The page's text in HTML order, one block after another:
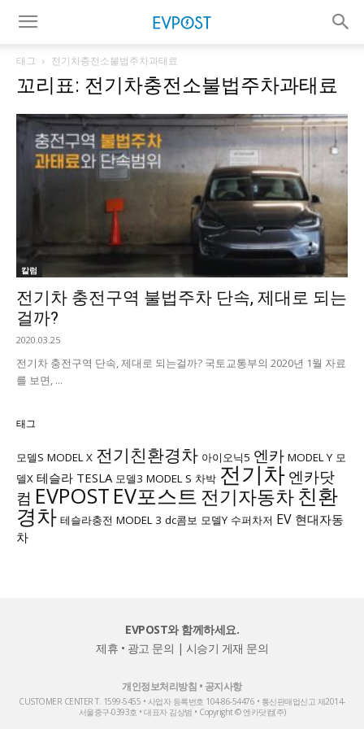
태그 전기차충전소불법주차과태료
꼬리표: 전기차충전소불법주차과태료
칼럼
전기차 충전구역 불법주차 단속, 제대로 되는
걸까?
2020.03.25
전기차 충전구역 단속, 제대로 되는걸까? 국토교통부의 2020년 1월 자료
를 보면, ...
태그
모델S MODEL X 전기친환경차 아이오닉5 엔카 MODEL Y 모
델X 테슬라 TESLA 모델3 MODEL S 차박 전기차 엔카닷
컴 EVPOST EV포스트전기자동차친환
경차 테슬라충전 MODEL 3 dc콤보 모델Y 수퍼차저 EV 현대자동
차
EVPOST와 함께하세요.
제휴 • 광고 문의 | 시승기 게재 문의
개인정보처리방침 • 공지사항
CUSTOMER CENTER T. 1599-5455 • 사업자 등록번호 104-86-54476 • 통신판매업신고 제2014-
서울중구-0393호 • 대표자 김상범 • Copyright © 엔카닷컴(주)